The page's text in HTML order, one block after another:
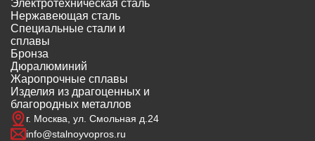
Электротехническая сталь
Нержавеющая сталь
Специальные стали и
сплавы
Бронза
Дюралюминий
Жаропрочные сплавы
Изделия из драгоценных и
благородных металлов
г. Москва, ул. Смольная д.24
info@stalnoyvopros.ru